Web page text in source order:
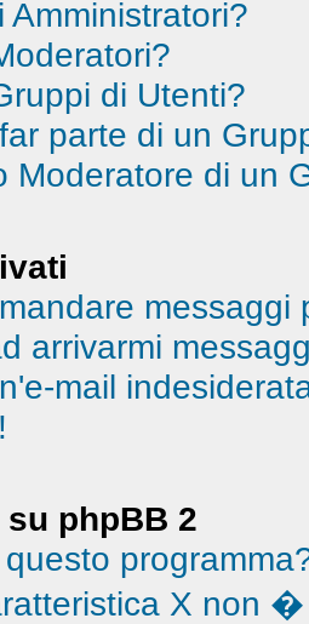
Amministratori?
di Utenti?
parte di un
Moderatore di un
messaggi
arrivarmi
mail
phpBB 2
X non �